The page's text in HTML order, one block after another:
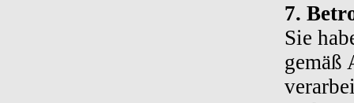
7.
Sie
gemäß